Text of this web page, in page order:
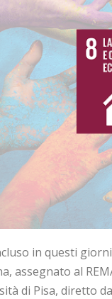
in questi
assegnato al
di Pisa, diretto